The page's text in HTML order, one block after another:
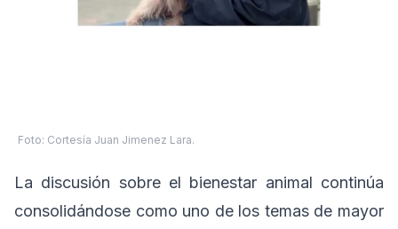
Foto: Cortesía Juan Jimenez Lara.
La discusión sobre el bienestar animal continúa
consolidándose como uno de los temas de mayor